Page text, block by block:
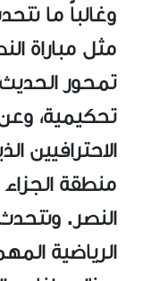
وغالباً ما
مثل مباراة
تمحور
تحكيمية،
الاحترافيين
منطقة
النصر.
الرياضية